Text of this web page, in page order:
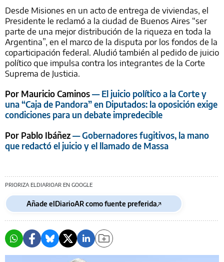
Desde Misiones en un acto de entrega de viviendas, el
Presidente le reclamó a la ciudad de Buenos Aires “ser
parte de una mejor distribución de la riqueza en toda la
Argentina”, en el marco de la disputa por los fondos de la
coparticipación federal. Aludió también al pedido de juicio
político que impulsa contra los integrantes de la Corte
Suprema de Justicia.
Por Mauricio Caminos— El juicio político a la Corte y
una “Caja de Pandora” en Diputados: la oposición exige
condiciones para un debate impredecible
Por Pablo Ibáñez— Gobernadores fugitivos, la mano
que redactó el juicio y el llamado de Massa
PRIORIZA ELDIARIOAR EN GOOGLE
Añade elDiarioAR como fuente preferida